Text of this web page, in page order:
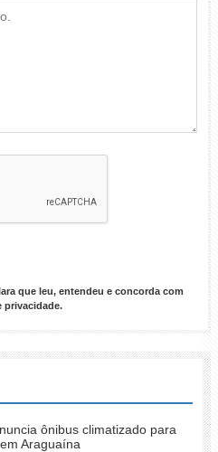
que leu, entendeu e concorda com
privacidade.
ônibus climatizado para
Araguaína